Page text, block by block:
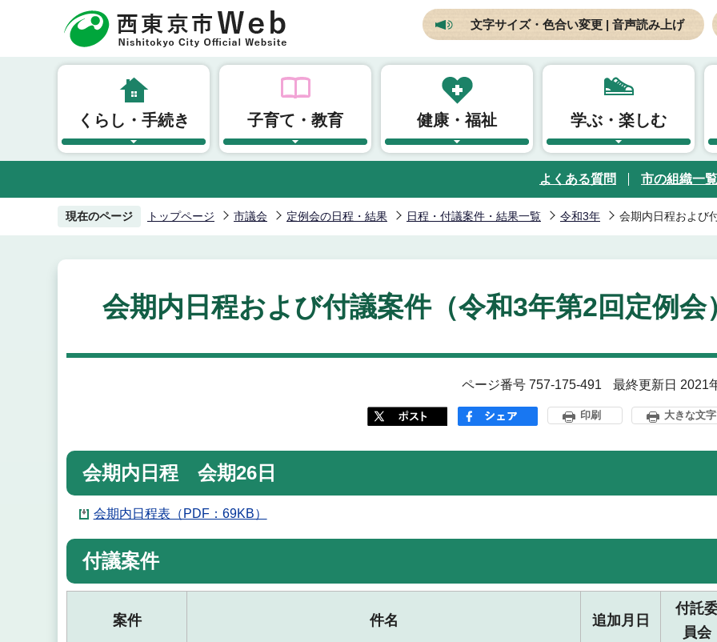
頭
文字サイズ・色合い変更 | 音声読み上げ
くらし・手続き 子育て・教育 健康・福祉 学ぶ・楽しむ
よくある質問 市の組織一覧
現在のページ トップページ 市議会 定例会の日程・結果 日程・付議案件・結果一覧 令和3年 会期内日程および
会期内日程および付議案件（令和3年第2回定例会
ページ番号 757-175-491 最終更新日 2021
印刷 大きな文
会期内日程 会期26日
会期内日程表（PDF：69KB）
付議案件
案件 件名 追加月日
付託
員会